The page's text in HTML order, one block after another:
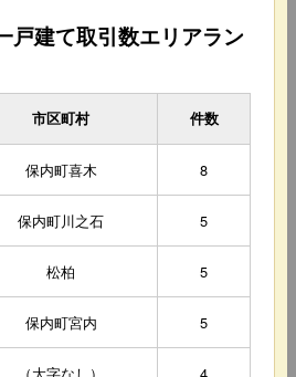
戸建て取引数エリアラン
市区町村 件数
保内町喜木 8
保内町川之石 5
松柏 5
保内町宮内 5